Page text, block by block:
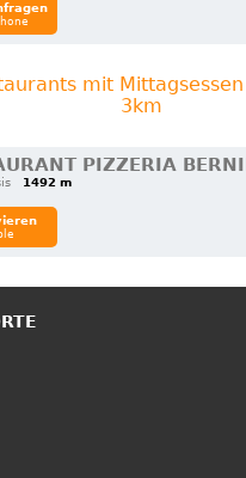
mit
3km
PIZZERIA
1492 m